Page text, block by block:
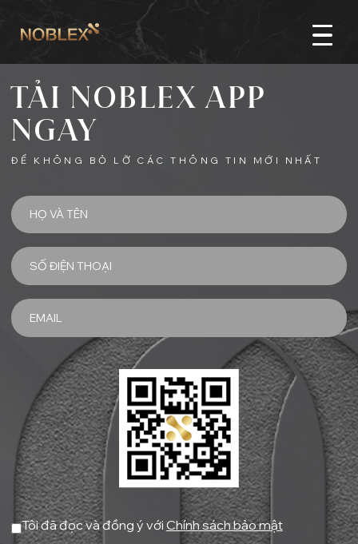
TẢI NOBLEX APP
NGAY
ĐỂ KHÔNG BỎ LỠ CÁC THÔNG TIN MỚI NHẤT
Tôi đã đọc và đồng ý với Chính sách bảo mật